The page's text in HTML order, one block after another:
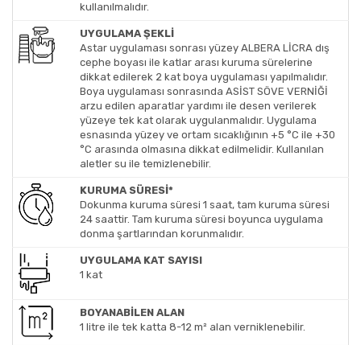
kullanılmalıdır.
UYGULAMA ŞEKLİ
Astar uygulaması sonrası yüzey ALBERA LİCRA dış
cephe boyası ile katlar arası kuruma sürelerine
dikkat edilerek 2 kat boya uygulaması yapılmalıdır.
Boya uygulaması sonrasında ASİST SÖVE VERNİĞİ
arzu edilen aparatlar yardımı ile desen verilerek
yüzeye tek kat olarak uygulanmalıdır. Uygulama
esnasında yüzey ve ortam sıcaklığının +5 °C ile +30
°C arasında olmasına dikkat edilmelidir. Kullanılan
aletler su ile temizlenebilir.
KURUMA SÜRESİ*
Dokunma kuruma süresi 1 saat, tam kuruma süresi
24 saattir. Tam kuruma süresi boyunca uygulama
donma şartlarından korunmalıdır.
UYGULAMA KAT SAYISI
1 kat
BOYANABİLEN ALAN
1 litre ile tek katta 8-12 m² alan verniklenebilir.